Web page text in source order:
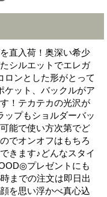
直入荷！奥深い希少
シルエットでエレガ
ロンとした形がとって
ケット、バックルがア
！テカテカの光沢が
ップもショルダーバッ
能で使い方次第でど
でオンオフはもちろ
きます♪どんなスタイ
プレゼントにも
までの注文は即日出
を思い浮かべ真心込